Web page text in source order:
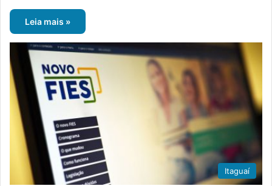
Leia mais »
Itaguaí